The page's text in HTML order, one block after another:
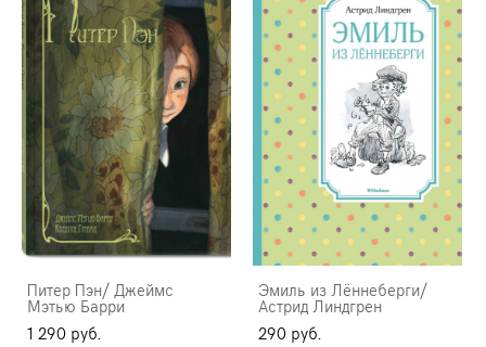
Питер Пэн/ Джеймс
Мэтью Барри
1 290 pуб.
Эмиль из Лённеберги/
Астрид Линдгрен
290 pуб.